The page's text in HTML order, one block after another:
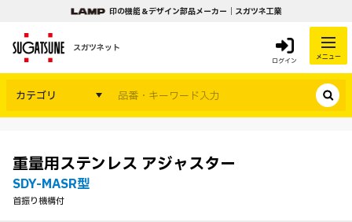
印の機能＆デザイン部品メーカー｜スガツネ工業
スガツネット
ログイン メニュー
カテゴリ
重量用ステンレス アジャスター
SDY-MASR型
首振り機構付